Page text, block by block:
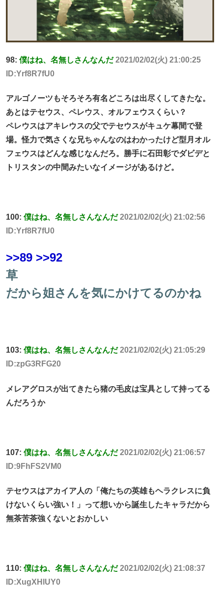
98: 僕はね、名無しさんなんだ 2021/02/02(火) 21:00:25
ID:Yrf8R7fU0
アルゴノーツもそろそろ有名どころは出尽くしてきたな。
あとはテセウス、ペレウス、オルフェウスくらい？
ペレウスはアキレウスの父でテセウスがキュケ幕間で登
場。怪力で気さくな兄ちゃんなのはわかったけど型月オル
フェウスはどんな感じなんだろ。勝手に石田彰でダビデと
トリスタンの中間みたいなイメージがあるけど。
100: 僕はね、名無しさんなんだ 2021/02/02(火) 21:02:56
ID:Yrf8R7fU0
>>89 >>92
草
だから姐さんを気にかけてるのかね
103: 僕はね、名無しさんなんだ 2021/02/02(火) 21:05:29
ID:zpG3RFG20
メレアグロスが出てきたら猪の毛皮は宝具として持ってる
んだろうか
107: 僕はね、名無しさんなんだ 2021/02/02(火) 21:06:57
ID:9FhFS2VM0
テセウスはアカイア人の「俺たちの英雄もヘラクレスに負
けないくらい強い！」って想いから誕生したキャラだから
無茶苦茶強くないとおかしい
110: 僕はね、名無しさんなんだ 2021/02/02(火) 21:08:37
ID:XugXHlUY0